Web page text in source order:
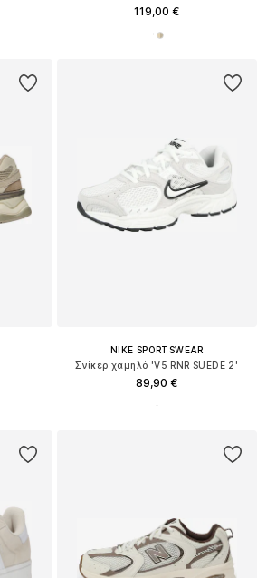
119,00 €
NIKE SPORTSWEAR
Σνίκερ χαμηλό 'V5 RNR SUEDE 2'
89,90 €